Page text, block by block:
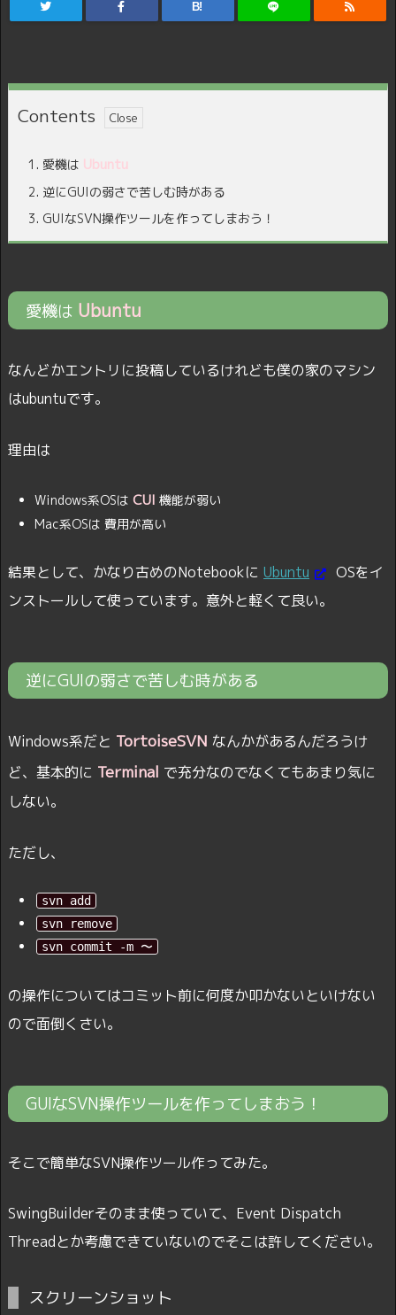
B!
Contents
1. 愛機は Ubuntu
2. 逆にGUIの弱さで苦しむ時がある
3. GUIなSVN操作ツールを作ってしまおう！
愛機は Ubuntu
なんどかエントリに投稿しているけれども僕の家のマシン
はubuntuです。
理由は
Windows系OSは CUI 機能が弱い
Mac系OSは 費用が高い
結果として、かなり古めのNotebookに Ubuntu
OSをイ
ンストールして使っています。意外と軽くて良い。
逆にGUIの弱さで苦しむ時がある
Windows系だと TortoiseSVN なんかがあるんだろうけ
ど、基本的に Terminal で充分なのでなくてもあまり気に
しない。
ただし、
svn add
svn remove
svn commit -m 〜
の操作についてはコミット前に何度か叩かないといけない
ので面倒くさい。
GUIなSVN操作ツールを作ってしまおう！
そこで簡単なSVN操作ツール作ってみた。
SwingBuilderそのまま使っていて、Event Dispatch
Threadとか考慮できていないのでそこは許してください。
スクリーンショット